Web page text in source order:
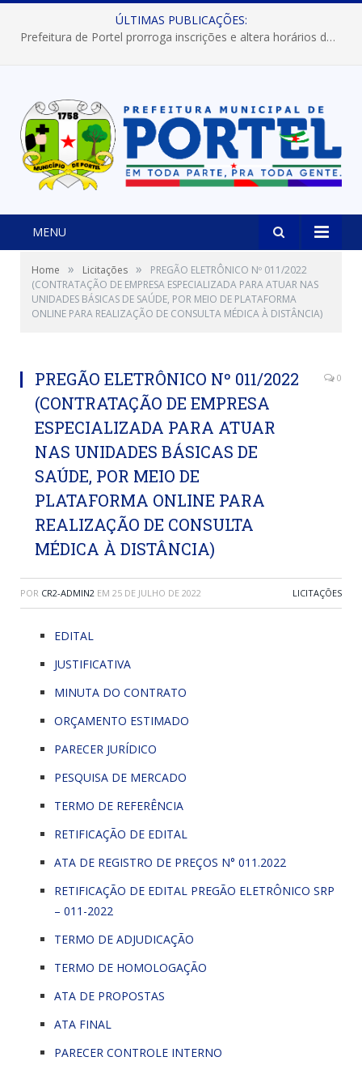
ÚLTIMAS PUBLICAÇÕES:
Prefeitura de Portel prorroga inscrições e altera horários dos concursos “Musa” e “Miss Mix Verão 2026”
MENU
Home » Licitações »
PREGÃO ELETRÔNICO Nº 011/2022
(CONTRATAÇÃO DE EMPRESA ESPECIALIZADA PARA ATUAR NAS
UNIDADES BÁSICAS DE SAÚDE, POR MEIO DE PLATAFORMA
ONLINE PARA REALIZAÇÃO DE CONSULTA MÉDICA À DISTÂNCIA)
PREGÃO ELETRÔNICO Nº 011/2022
(CONTRATAÇÃO DE EMPRESA
ESPECIALIZADA PARA ATUAR
NAS UNIDADES BÁSICAS DE
SAÚDE, POR MEIO DE
PLATAFORMA ONLINE PARA
REALIZAÇÃO DE CONSULTA
MÉDICA À DISTÂNCIA)
0
POR CR2-ADMIN2 EM 25 DE JULHO DE 2022 LICITAÇÕES
EDITAL
JUSTIFICATIVA
MINUTA DO CONTRATO
ORÇAMENTO ESTIMADO
PARECER JURÍDICO
PESQUISA DE MERCADO
TERMO DE REFERÊNCIA
RETIFICAÇÃO DE EDITAL
ATA DE REGISTRO DE PREÇOS N° 011.2022
RETIFICAÇÃO DE EDITAL PREGÃO ELETRÔNICO SRP
– 011-2022
TERMO DE ADJUDICAÇÃO
TERMO DE HOMOLOGAÇÃO
ATA DE PROPOSTAS
ATA FINAL
PARECER CONTROLE INTERNO